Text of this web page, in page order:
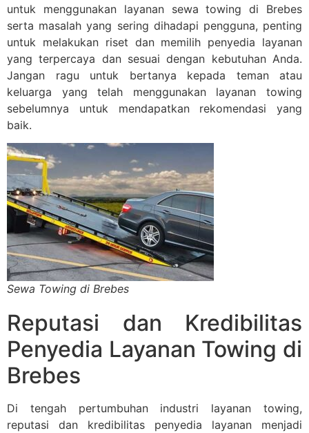
untuk menggunakan layanan sewa towing di Brebes
serta masalah yang sering dihadapi pengguna, penting
untuk melakukan riset dan memilih penyedia layanan
yang terpercaya dan sesuai dengan kebutuhan Anda.
Jangan ragu untuk bertanya kepada teman atau
keluarga yang telah menggunakan layanan towing
sebelumnya untuk mendapatkan rekomendasi yang
baik.
Sewa Towing di Brebes
Reputasi dan Kredibilitas
Penyedia Layanan Towing di
Brebes
Di tengah pertumbuhan industri layanan towing,
reputasi dan kredibilitas penyedia layanan menjadi